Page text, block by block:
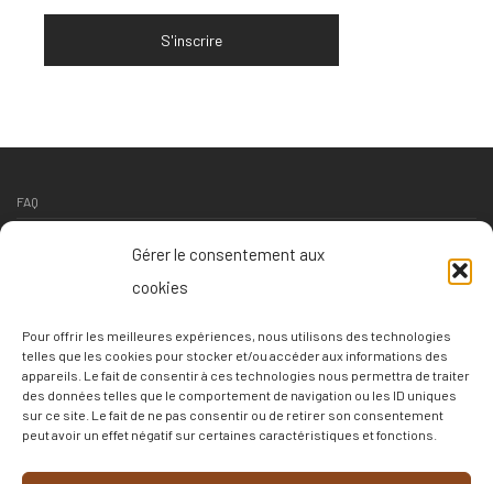
Gérer le consentement aux
cookies
Pour offrir les meilleures expériences, nous utilisons des technologies
telles que les cookies pour stocker et/ou accéder aux informations des
appareils. Le fait de consentir à ces technologies nous permettra de traiter
des données telles que le comportement de navigation ou les ID uniques
sur ce site. Le fait de ne pas consentir ou de retirer son consentement
peut avoir un effet négatif sur certaines caractéristiques et fonctions.
FAQ
Conditions de retour
Politique de confidentialité
Politique de cookies